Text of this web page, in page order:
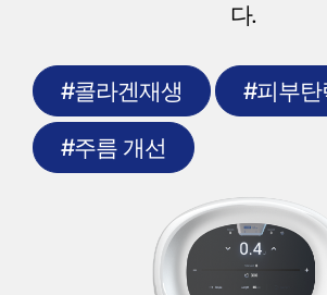
다.
#콜라겐재생 #피부탄
#주름 개선